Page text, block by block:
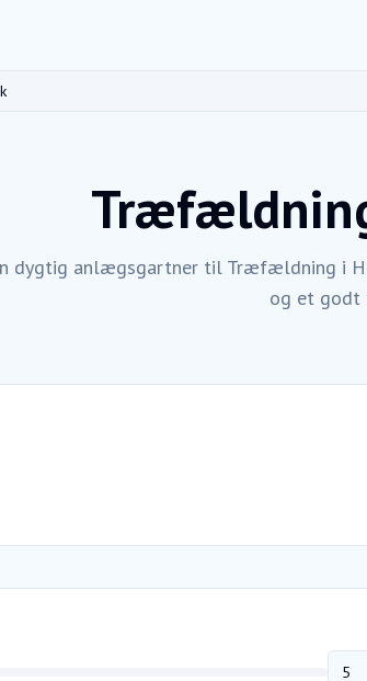
dygtig anlægsgartner til Træfældning i
og et godt